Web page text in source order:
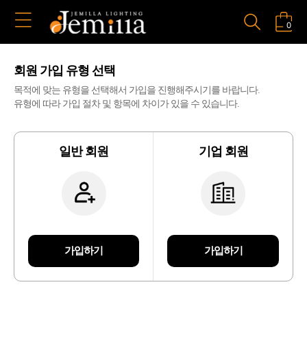
0
회원 가입 유형 선택
목적에 맞는 유형을 선택해서 가입을 진행해주시기를 바랍니다.
유형에 따라 가입 절차 및 항목에 차이가 있을 수 있습니다.
일반 회원
가입하기
기업 회원
가입하기